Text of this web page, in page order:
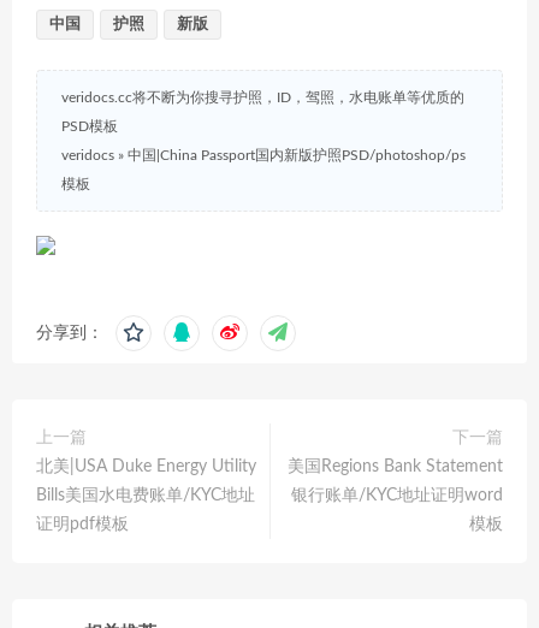
中国 护照 新版
veridocs.cc将不断为你搜寻护照，ID，驾照，水电账单等优质的
PSD模板
veridocs » 中国|China Passport国内新版护照PSD/photoshop/ps
模板
分享到：
上一篇
北美|USA Duke Energy Utility
Bills美国水电费账单/KYC地址
证明pdf模板
下一篇
美国Regions Bank Statement
银行账单/KYC地址证明word
模板